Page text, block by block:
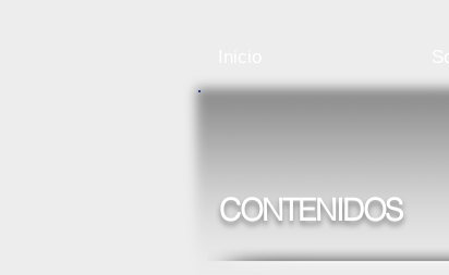
CONTENIDOS